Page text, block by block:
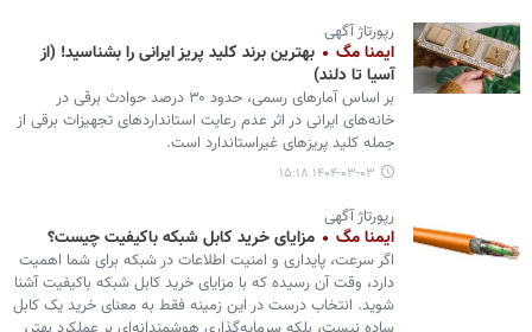
رپورتاژ آگهی
ایمنا مگ
بهترین برند کلید پریز ایرانی را بشناسید! (از
آسیا تا دلند)
بر اساس آمارهای رسمی، حدود ۳۰ درصد حوادث برقی در
خانه‌های ایرانی در اثر عدم رعایت استانداردهای تجهیزات برقی از
جمله کلید پریزهای غیراستاندارد است.
۱۴۰۴-۰۳-۰۳ ۱۵:۱۸
رپورتاژ آگهی
ایمنا مگ مزایای خرید کابل شبکه باکیفیت چیست؟
اگر سرعت، پایداری و امنیت اطلاعات در شبکه برای شما اهمیت
دارد، وقت آن رسیده که با مزایای خرید کابل شبکه باکیفیت آشنا
شوید. انتخاب درست در این زمینه فقط به معنای خرید یک کابل